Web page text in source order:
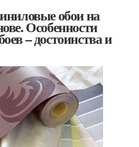
обои на
Особенности
– достоинства и